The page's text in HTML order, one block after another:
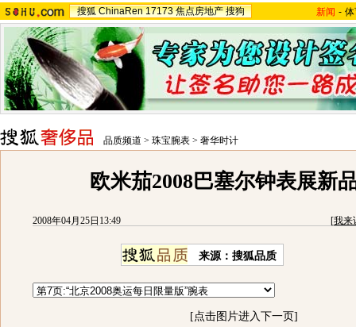
搜狐 ChinaRen 17173 焦点房地产 搜狗 新闻 -
品质频道 > 珠宝腕表 > 奢华时计
欧米茄2008巴塞尔钟表展新
2008年04月25日13:49 [我来
来源：搜狐品质
[点击图片进入下一页]